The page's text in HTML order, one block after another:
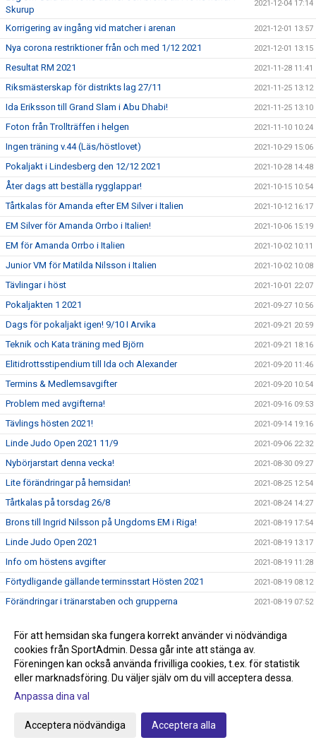
Skurup
2021-12-04 17:14
Korrigering av ingång vid matcher i arenan 2021-12-01 13:57
Nya corona restriktioner från och med 1/12 2021 2021-12-01 13:15
Resultat RM 2021 2021-11-28 11:41
Riksmästerskap för distrikts lag 27/11 2021-11-25 13:12
Ida Eriksson till Grand Slam i Abu Dhabi! 2021-11-25 13:10
Foton från Trollträffen i helgen 2021-11-10 10:24
Ingen träning v.44 (Läs/höstlovet) 2021-10-29 15:06
Pokaljakt i Lindesberg den 12/12 2021 2021-10-28 14:48
Åter dags att beställa rygglappar! 2021-10-15 10:54
Tårtkalas för Amanda efter EM Silver i Italien 2021-10-12 16:17
EM Silver för Amanda Orrbo i Italien! 2021-10-06 15:19
EM för Amanda Orrbo i Italien 2021-10-02 10:11
Junior VM för Matilda Nilsson i Italien 2021-10-02 10:08
Tävlingar i höst 2021-10-01 22:07
Pokaljakten 1 2021 2021-09-27 10:56
Dags för pokaljakt igen! 9/10 I Arvika 2021-09-21 20:59
Teknik och Kata träning med Björn 2021-09-21 18:16
Elitidrottsstipendium till Ida och Alexander 2021-09-20 11:46
Termins & Medlemsavgifter 2021-09-20 10:54
Problem med avgifterna! 2021-09-16 09:53
Tävlings hösten 2021! 2021-09-14 19:16
Linde Judo Open 2021 11/9 2021-09-06 22:32
Nybörjarstart denna vecka! 2021-08-30 09:27
Lite förändringar på hemsidan! 2021-08-25 12:54
Tårtkalas på torsdag 26/8 2021-08-24 14:27
Brons till Ingrid Nilsson på Ungdoms EM i Riga! 2021-08-19 17:54
Linde Judo Open 2021 2021-08-19 13:17
Info om höstens avgifter 2021-08-19 11:28
Förtydligande gällande terminsstart Hösten 2021 2021-08-19 08:12
Förändringar i tränarstaben och grupperna 2021-08-19 07:52
Terminsstart Hösten 2021 2021-08-12 22:31
Info inför Green Hill på lördag 2021-08-12 08:31
Green Hill Livestream 2021-08-11 11:39
Linde Judo Open 2021 11/9
Sista veckan med sommarträning!
För att hemsidan ska fungera korrekt använder vi nödvändiga
cookies från SportAdmin. Dessa går inte att stänga av.
Föreningen kan också använda frivilliga cookies, t.ex. för statistik
eller marknadsföring. Du väljer själv om du vill acceptera dessa.
Anpassa dina val
Acceptera nödvändiga Acceptera alla